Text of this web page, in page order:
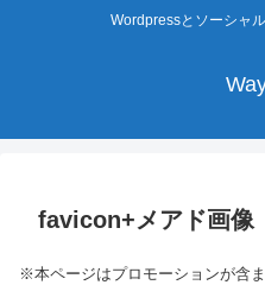
Wordpressとソーシャ
favicon+メアド画像
※本ページはプロモーションが含